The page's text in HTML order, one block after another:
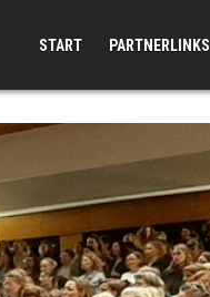
START PARTNERLINKS